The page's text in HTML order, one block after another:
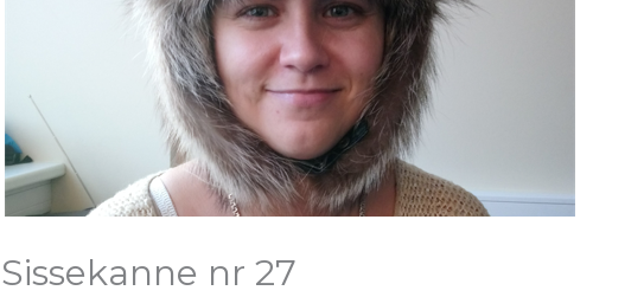
Sissekanne nr 27